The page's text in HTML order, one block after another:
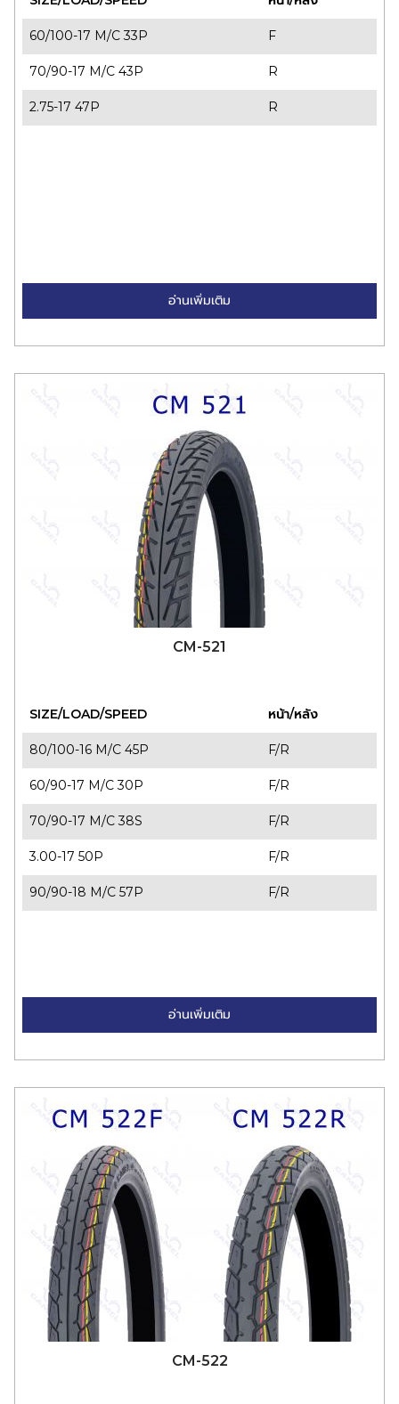
60/100-17 M/C 33P
F
70/90-17 M/C 43P
R
2.75-17 47P
R
อ่านเพิ่มเติม
CM-521
SIZE/LOAD/SPEED
หน้า/หลัง
80/100-16 M/C 45P
F/R
60/90-17 M/C 30P
F/R
70/90-17 M/C 38S
F/R
3.00-17 50P
F/R
90/90-18 M/C 57P
F/R
อ่านเพิ่มเติม
CM-522